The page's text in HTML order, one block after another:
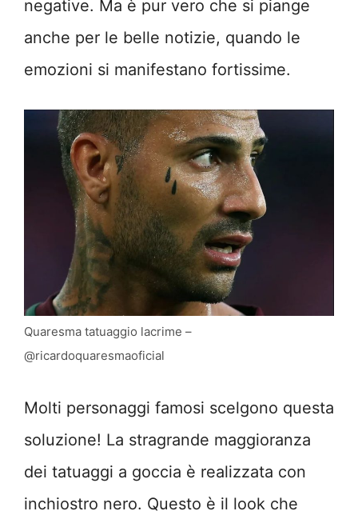
negative. Ma è pur vero che si piange
anche per le belle notizie, quando le
emozioni si manifestano fortissime.
Quaresma tatuaggio lacrime –
@ricardoquaresmaoficial
Molti personaggi famosi scelgono questa
soluzione! La stragrande maggioranza
dei tatuaggi a goccia è realizzata con
inchiostro nero. Questo è il look che